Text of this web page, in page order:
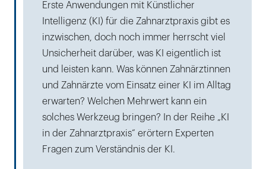
Erste Anwendungen mit Künstlicher
Intelligenz (KI) für die Zahnarztpraxis gibt es
inzwischen, doch noch immer herrscht viel
Unsicherheit darüber, was KI eigentlich ist
und leisten kann. Was können Zahnärztinnen
und Zahnärzte vom Einsatz einer KI im Alltag
erwarten? Welchen Mehrwert kann ein
solches Werkzeug bringen? In der Reihe „KI
in der Zahnarztpraxis“ erörtern Experten
Fragen zum Verständnis der KI.